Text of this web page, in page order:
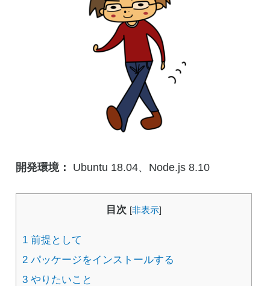
開発環境： Ubuntu 18.04、Node.js 8.10
目次 [非表示]
1 前提として
2 パッケージをインストールする
3 やりたいこと